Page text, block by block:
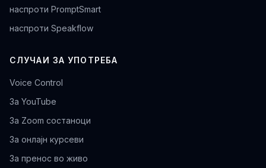
наспроти PromptSmart
наспроти Speakflow
СЛУЧАИ ЗА УПОТРЕБА
Voice Control
За YouTube
За Zoom состаноци
За онлајн курсеви
За пренос во живо